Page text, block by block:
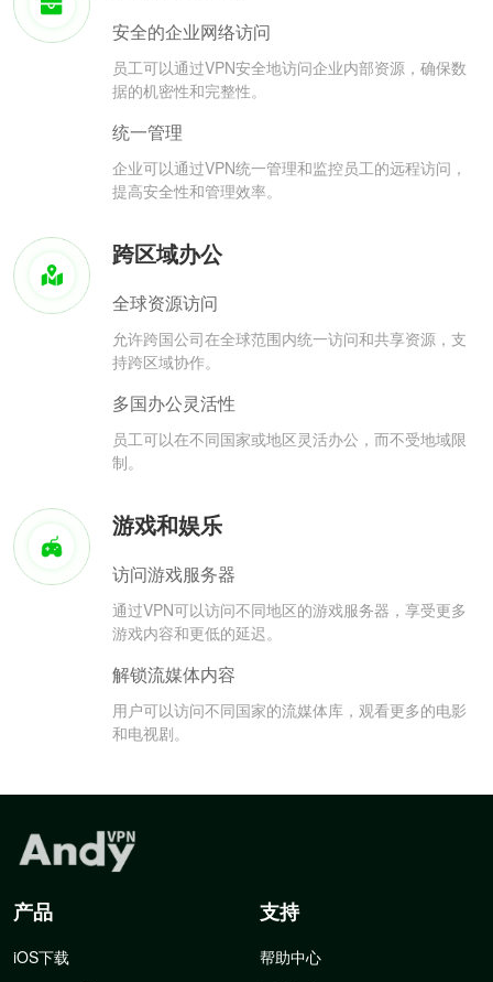
安全的企业网络访问
员工可以通过VPN安全地访问企业内部资源，确保数
据的机密性和完整性。
统一管理
企业可以通过VPN统一管理和监控员工的远程访问，
提高安全性和管理效率。
跨区域办公
全球资源访问
允许跨国公司在全球范围内统一访问和共享资源，支
持跨区域协作。
多国办公灵活性
员工可以在不同国家或地区灵活办公，而不受地域限
制。
游戏和娱乐
访问游戏服务器
通过VPN可以访问不同地区的游戏服务器，享受更多
游戏内容和更低的延迟。
解锁流媒体内容
用户可以访问不同国家的流媒体库，观看更多的电影
和电视剧。
产品
iOS下载
支持
帮助中心